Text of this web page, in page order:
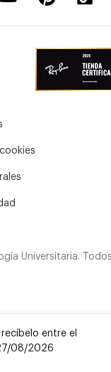
recíbelo entre el
08/2026
Universitaria.